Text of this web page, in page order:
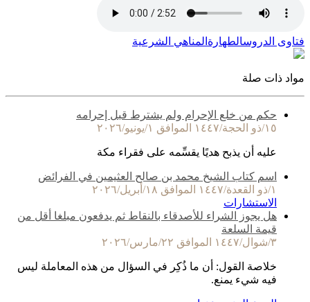
فتاوى الدروسالطهارة المناهي الشرعية
مواد ذات صلة
حكم من خلع الإحرام ولم يشترط قبل إحرامه
١٥/ذو الحجة/١٤٤٧ الموافق ١/يونيو/٢٠٢٦
عليه أن يذبح هديًا يقسِّمه على فقراء مكة
اسم كتاب الشيخ محمد بن صالح العثيمين في الفرائض
١/ذو القعدة/١٤٤٧ الموافق ١٨/أبريل/٢٠٢٦
الاستشارات
هل يجوز الشراء للأصدقاء بالنقاط ثم يدفعون مبلغا أقل من
قيمة السلعة
٣/شوال/١٤٤٧ الموافق ٢٢/مارس/٢٠٢٦
خلاصة القول: أن ما ذُكِر في السؤال من هذه المعاملة ليس
فيه شيء يمنع.